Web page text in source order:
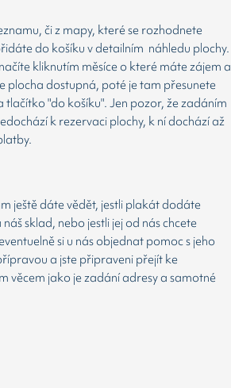
či z mapy, které se rozhodnete
do košíku v detailním náhledu plochy.
kliknutím měsíce o které máte zájem a
plocha dostupná, poté je tam přesunete
tlačítko "do košíku". Jen pozor, že zadáním
k rezervaci plochy, k ní dochází až
ještě dáte vědět, jestli plakát dodáte
sklad, nebo jestli jej od nás chcete
si u nás objednat pomoc s jeho
a jste připraveni přejít ke
věcem jako je zadání adresy a samotné